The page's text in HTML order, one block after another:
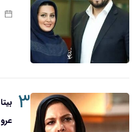
۱۴۰۵/۰۵/۱۷ ۲۳:۰۸
۳ بیتا فرهی همراه گوگوش در لباس
عروس/ عکس